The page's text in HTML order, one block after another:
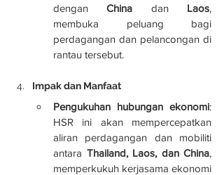
dengan China dan Laos,
membuka peluang bagi
perdagangan dan pelancongan di
rantau tersebut.
Impak dan Manfaat
Pengukuhan hubungan ekonomi:
HSR ini akan mempercepatkan
aliran perdagangan dan mobiliti
antara Thailand, Laos, dan China,
memperkukuh kerjasama ekonomi